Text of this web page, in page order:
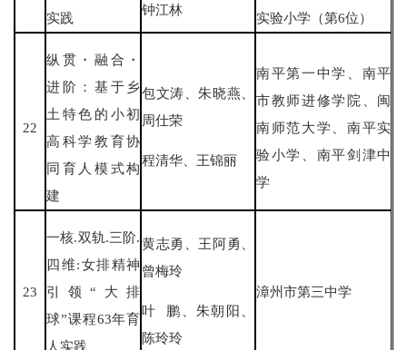
实践
钟江林
实验小学（第6位）
22
纵贯・融合・
进阶：基于乡
土特色的小初
高科学教育协
同育人模式构
建
包文涛、朱晓燕、
周仕荣
程清华、王锦丽
南平第一中学、南平
市教师进修学院、闽
南师范大学、南平实
验小学、南平剑津中
学
23
一核.双轨.三阶.
四维:女排精神
引领“大排
球”课程63年育
人实践
黄志勇、王阿勇、
曾梅玲
叶 鹏、朱朝阳、
陈玲玲
漳州市第三中学